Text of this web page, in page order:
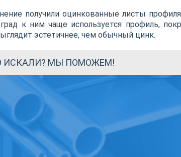
получили оцинкованные листы
к ним чаще используется профиль,
эстетичнее, чем обычный цинк.
ИСКАЛИ? МЫ ПОМОЖЕМ!